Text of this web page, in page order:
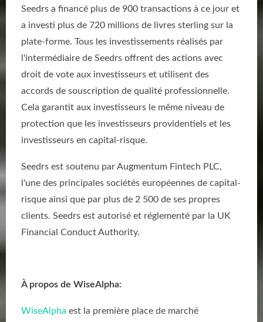
Seedrs a financé plus de 900 transactions à ce jour et
a investi plus de 720 millions de livres sterling sur la
plate-forme. Tous les investissements réalisés par
l'intermédiaire de Seedrs offrent des actions avec
droit de vote aux investisseurs et utilisent des
accords de souscription de qualité professionnelle.
Cela garantit aux investisseurs le même niveau de
protection que les investisseurs providentiels et les
investisseurs en capital-risque.
Seedrs est soutenu par Augmentum Fintech PLC,
l'une des principales sociétés européennes de capital-
risque ainsi que par plus de 2 500 de ses propres
clients. Seedrs est autorisé et réglementé par la UK
Financial Conduct Authority.
À propos de WiseAlpha:
WiseAlpha est la première place de marché